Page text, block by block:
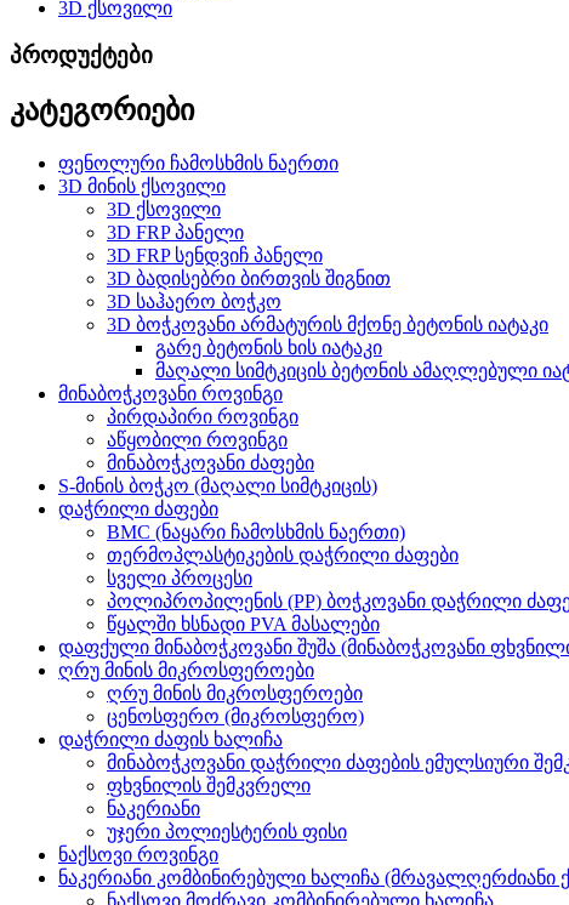
3D ქსოვილი
პროდუქტები
კატეგორიები
ფენოლური ჩამოსხმის ნაერთი
3D მინის ქსოვილი
3D ქსოვილი
3D FRP პანელი
3D FRP სენდვიჩ პანელი
3D ბადისებრი ბირთვის შიგნით
3D საჰაერო ბოჭკო
3D ბოჭკოვანი არმატურის მქონე ბეტონის იატაკი
გარე ბეტონის ხის იატაკი
მაღალი სიმტკიცის ბეტონის ამაღლებული
მინაბოჭკოვანი როვინგი
პირდაპირი როვინგი
აწყობილი როვინგი
მინაბოჭკოვანი ძაფები
S-მინის ბოჭკო (მაღალი სიმტკიცის)
დაჭრილი ძაფები
BMC (ნაყარი ჩამოსხმის ნაერთი)
თერმოპლასტიკების დაჭრილი ძაფები
სველი პროცესი
პოლიპროპილენის (PP) ბოჭკოვანი დაჭრილი
წყალში ხსნადი PVA მასალები
დაფქული მინაბოჭკოვანი შუშა (მინაბოჭკოვანი
ღრუ მინის მიკროსფეროები
ღრუ მინის მიკროსფეროები
ცენოსფერო (მიკროსფერო)
დაჭრილი ძაფის ხალიჩა
მინაბოჭკოვანი დაჭრილი ძაფების ემულსიური
ფხვნილის შემკვრელი
ნაკერიანი
უჯერი პოლიესტერის ფისი
ნაქსოვი როვინგი
ნაკერიანი კომბინირებული ხალიჩა (მრავალღერძიანი
ნაქსოვი მოძრავი კომბინირებული ხალიჩა